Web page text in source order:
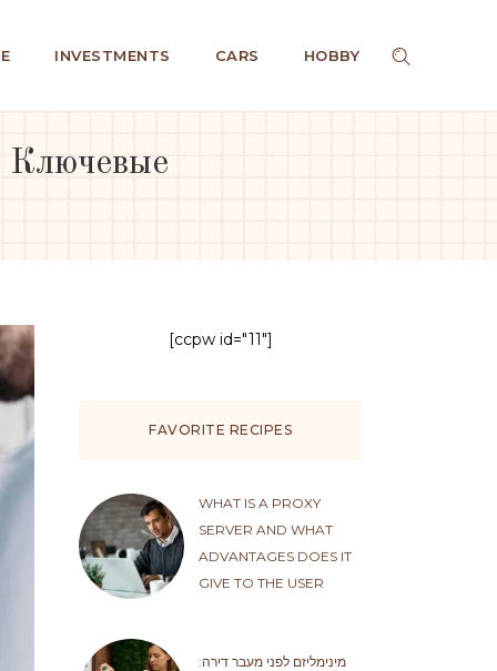
INVESTMENTS CARS HOBBY
Ключевые
[ccpw id="11"]
FAVORITE RECIPES
WHAT IS A PROXY
SERVER AND WHAT
ADVANTAGES DOES IT
GIVE TO THE USER
מינימליזם לפני מעבר דירה: